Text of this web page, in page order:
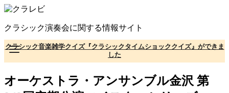
コ
テ
ン
ツ
へ
動
クラシック演奏会に関する情報サイト
クラシック音楽雑学クイズ『クラシックタイムショッククイズ』ができま
した
オーケストラ・アンサンブル金沢 第